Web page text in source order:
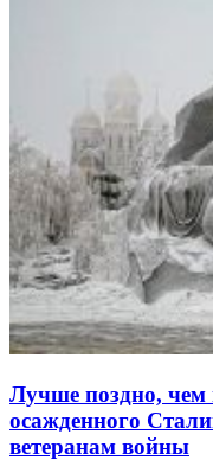
Лучше поздно,
осажденного
ветеранам войны